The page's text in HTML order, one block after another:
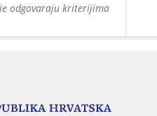
odgovaraju kriterijima